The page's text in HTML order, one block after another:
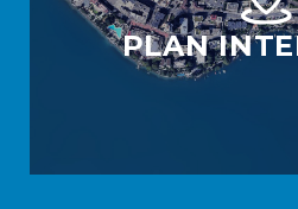
PLAN